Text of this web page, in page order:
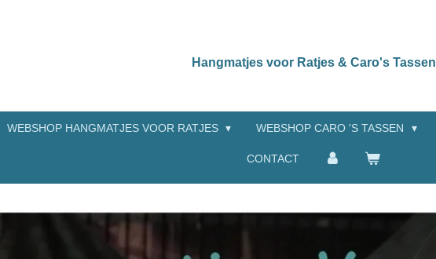
Hangmatjes voor Ratjes & Caro's Tassen
WEBSHOP HANGMATJES VOOR RATJES WEBSHOP CARO 'S TASSEN
CONTACT